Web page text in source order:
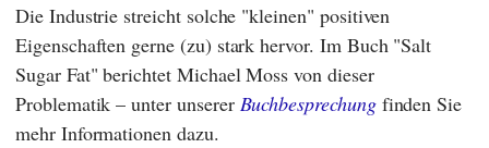
Die Industrie streicht solche "kleinen" positiven
Eigenschaften gerne (zu) stark hervor. Im Buch "Salt
Sugar Fat" berichtet Michael Moss von dieser
Problematik – unter unserer Buchbesprechungfinden Sie
mehr Informationen dazu.